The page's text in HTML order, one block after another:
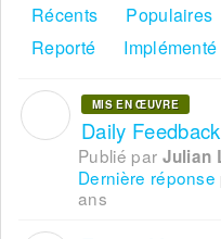
Récents
Populaires
Reporté
Implémenté
MIS EN ŒUVRE
Publié par Julian
Dernière réponse
ans